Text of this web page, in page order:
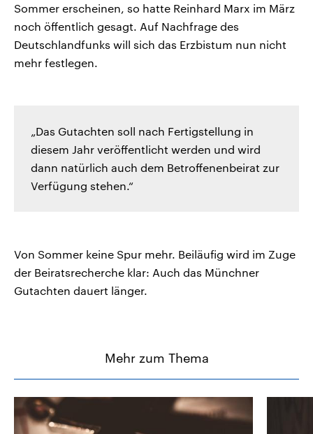
Sommer erscheinen, so hatte Reinhard Marx im März
noch öffentlich gesagt. Auf Nachfrage des
Deutschlandfunks will sich das Erzbistum nun nicht
mehr festlegen.
„Das Gutachten soll nach Fertigstellung in
diesem Jahr veröffentlicht werden und wird
dann natürlich auch dem Betroffenenbeirat zur
Verfügung stehen.“
Von Sommer keine Spur mehr. Beiläufig wird im Zuge
der Beiratsrecherche klar: Auch das Münchner
Gutachten dauert länger.
Mehr zum Thema